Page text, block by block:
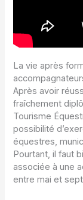
La vie après
Après avoir
fraîchement
Tourisme
possibilité
équestres,
Pourtant, il faut
associée à une
entre mai et